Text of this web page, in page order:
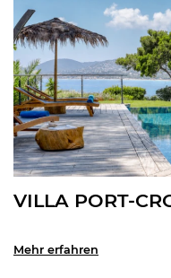
VILLA PORT-
Mehr erfahren